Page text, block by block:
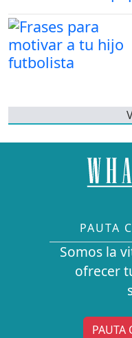
PAUTA
Somos la
ofrecer
PAUTA